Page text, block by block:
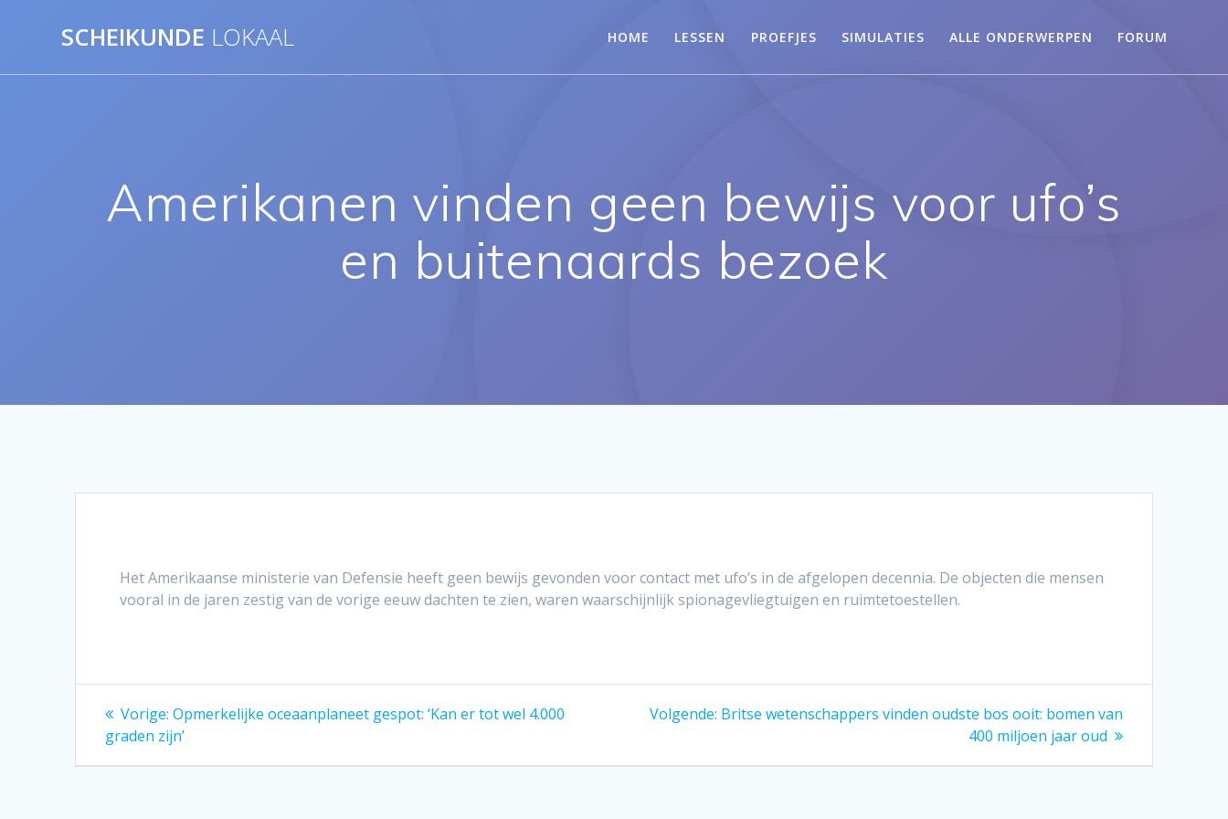
inhoud
SCHEIKUNDE LOKAAL HOME LESSEN PROEFJES SIMULATIES ALLE ONDERWERPEN FORUM
Amerikanen vinden geen bewijs voor ufo’s
en buitenaards bezoek
Het Amerikaanse ministerie van Defensie heeft geen bewijs gevonden voor contact met ufo’s in de afgelopen decennia. De objecten die mensen
vooral in de jaren zestig van de vorige eeuw dachten te zien, waren waarschijnlijk spionagevliegtuigen en ruimtetoestellen.
Bericht
navigatie
Vorige: Vorig
bericht:
Opmerkelijke oceaanplaneet gespot: ‘Kan er tot wel 4.000
graden zijn’
Volgende: Volgend
Britse wetenschappers vinden oudste bos ooit: bomen van
400 miljoen jaar oud